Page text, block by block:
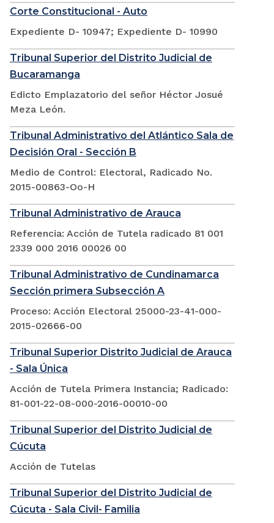
Corte Constitucional - Auto
Expediente D- 10947; Expediente D- 10990
Tribunal Superior del Distrito Judicial de
Bucaramanga
Edicto Emplazatorio del señor Héctor Josué
Meza León.
Tribunal Administrativo del Atlántico Sala de
Decisión Oral - Sección B
Medio de Control: Electoral, Radicado No.
2015-00863-Oo-H
Tribunal Administrativo de Arauca
Referencia: Acción de Tutela radicado 81 001
2339 000 2016 00026 00
Tribunal Administrativo de Cundinamarca
Sección primera Subsección A
Proceso: Acción Electoral 25000-23-41-000-
2015-02666-00
Tribunal Superior Distrito Judicial de Arauca
- Sala Única
Acción de Tutela Primera Instancia; Radicado:
81-001-22-08-000-2016-00010-00
Tribunal Superior del Distrito Judicial de
Cúcuta
Acción de Tutelas
Tribunal Superior del Distrito Judicial de
Cúcuta - Sala Civil- Familia